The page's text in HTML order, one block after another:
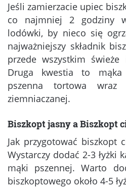
Jeśli zamierzacie upiec
co najmniej 2 godziny
lodówki, by nieco się
najważniejszy składnik
przede wszystkim
Druga kwestia to
pszenna tortowa
ziemniaczanej.
Biszkopt jasny a Biszkopt
Jak przygotować biszkopt
Wystarczy dodać 2-3 łyżki
mąki pszennej. Warto
biszkoptowego około 4-5